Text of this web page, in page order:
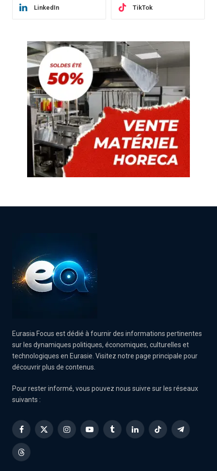
LinkedIn TikTok
Eurasia Focus est dédié à fournir des informations pertinentes
sur les dynamiques politiques, économiques, culturelles et
technologiques en Eurasie. Visitez notre page principale pour
découvrir plus de contenus.
Pour rester informé, vous pouvez nous suivre sur les réseaux
suivants :
Facebook
X
InstagramYouTubeTumblrLinkedInTikTok Telegram
Threads